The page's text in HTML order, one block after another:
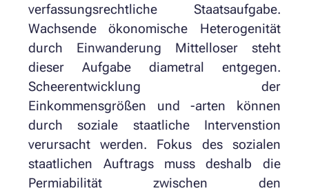
verfassungsrechtliche Staatsaufgabe.
Wachsende ökonomische Heterogenität
durch Einwanderung Mittelloser steht
dieser Aufgabe diametral entgegen.
Scheerentwicklung der
Einkommensgrößen und -arten können
durch soziale staatliche Intervenstion
verursacht werden. Fokus des sozialen
staatlichen Auftrags muss deshalb die
Permiabilität zwischen den